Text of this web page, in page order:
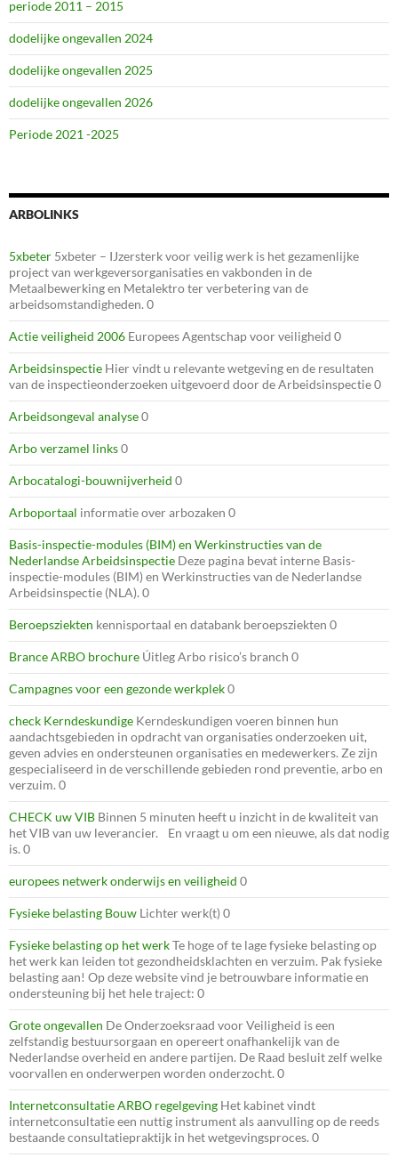
periode 2011 – 2015
dodelijke ongevallen 2024
dodelijke ongevallen 2025
dodelijke ongevallen 2026
Periode 2021 -2025
ARBOLINKS
5xbeter 5xbeter – IJzersterk voor veilig werk is het gezamenlijke
project van werkgeversorganisaties en vakbonden in de
Metaalbewerking en Metalektro ter verbetering van de
arbeidsomstandigheden. 0
Actie veiligheid 2006 Europees Agentschap voor veiligheid 0
Arbeidsinspectie Hier vindt u relevante wetgeving en de resultaten
van de inspectieonderzoeken uitgevoerd door de Arbeidsinspectie 0
Arbeidsongeval analyse0
Arbo verzamel links0
Arbocatalogi-bouwnijverheid 0
Arboportaal informatie over arbozaken 0
Basis-inspectie-modules (BIM) en Werkinstructies van de
Nederlandse Arbeidsinspectie Deze pagina bevat interne Basis-
inspectie-modules (BIM) en Werkinstructies van de Nederlandse
Arbeidsinspectie (NLA). 0
Beroepsziekten kennisportaal en databank beroepsziekten 0
Brance ARBO brochure Úitleg Arbo risico’s branch 0
Campagnes voor een gezonde werkplek0
check Kerndeskundige Kerndeskundigen voeren binnen hun
aandachtsgebieden in opdracht van organisaties onderzoeken uit,
geven advies en ondersteunen organisaties en medewerkers. Ze zijn
gespecialiseerd in de verschillende gebieden rond preventie, arbo en
verzuim. 0
CHECK uw VIB Binnen 5 minuten heeft u inzicht in de kwaliteit van
het VIB van uw leverancier. En vraagt u om een nieuwe, als dat nodig
is. 0
europees netwerk onderwijs en veiligheid 0
Fysieke belasting Bouw Lichter werk(t) 0
Fysieke belasting op het werkTe hoge of te lage fysieke belasting op
het werk kan leiden tot gezondheidsklachten en verzuim. Pak fysieke
belasting aan! Op deze website vind je betrouwbare informatie en
ondersteuning bij het hele traject: 0
Grote ongevallen De Onderzoeksraad voor Veiligheid is een
zelfstandig bestuursorgaan en opereert onafhankelijk van de
Nederlandse overheid en andere partijen. De Raad besluit zelf welke
voorvallen en onderwerpen worden onderzocht. 0
Internetconsultatie ARBO regelgeving Het kabinet vindt
internetconsultatie een nuttig instrument als aanvulling op de reeds
bestaande consultatiepraktijk in het wetgevingsproces. 0